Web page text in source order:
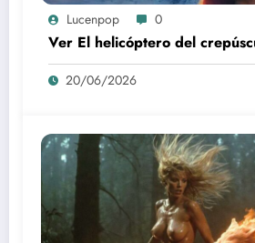
Lucenpop 0
Ver El helicóptero del
20/06/2026